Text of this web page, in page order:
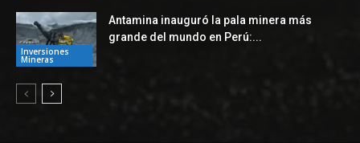
Inversiones
Mineras
Antamina inauguró la pala minera más
grande del mundo en Perú:...